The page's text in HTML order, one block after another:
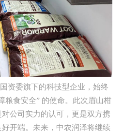
资委旗下的科技型企业，始终
粮食安全” 的使命。此次眉山柑
公司实力的认可，更是双方携
开端。未来，中农润泽将继续